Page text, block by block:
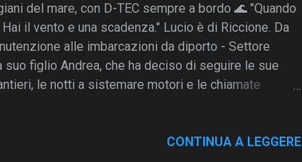
del mare, con D-TEC sempre a bordo 🌊 "Quando
il vento e una scadenza." Lucio è di Riccione. Da
alle imbarcazioni da diporto - Settore
suo figlio Andrea, che ha deciso di seguire le sue
le notti a sistemare motori e le chiamate
nella cabina di una barca. Fino a quando
CONTINUA A LEGGERE